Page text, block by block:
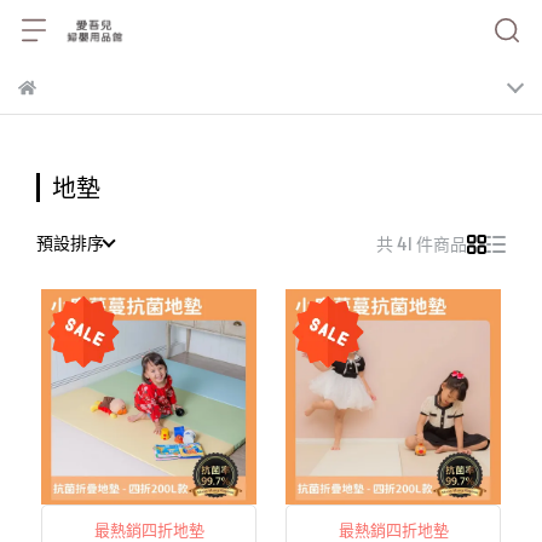
地墊
預設排序 共 41 件商品
最熱銷四折地墊 最熱銷四折地墊